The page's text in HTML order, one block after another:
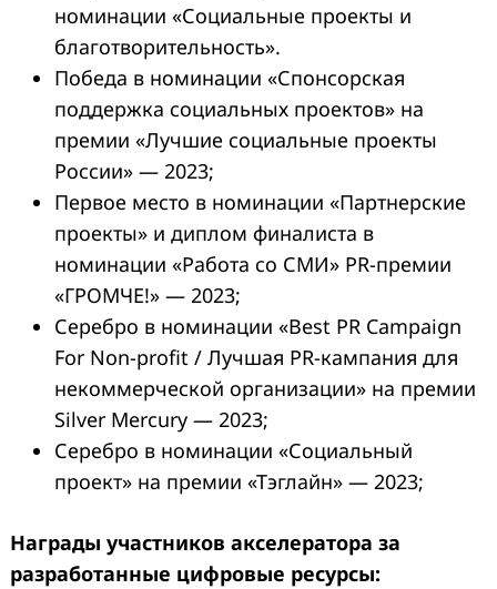
номинации «Социальные проекты и
благотворительность».
Победа в номинации «Спонсорская
поддержка социальных проектов» на
премии «Лучшие социальные проекты
России» — 2023;
Первое место в номинации «Партнерские
проекты» и диплом финалиста в
номинации «Работа со СМИ» PR-премии
«ГРОМЧЕ!» — 2023;
Серебро в номинации «Best PR Campaign
For Non-profit / Лучшая PR-кампания для
некоммерческой организации» на премии
Silver Mercury — 2023;
Серебро в номинации «Социальный
проект» на премии «Тэглайн» — 2023;
Награды участников акселератора за
разработанные цифровые ресурсы: